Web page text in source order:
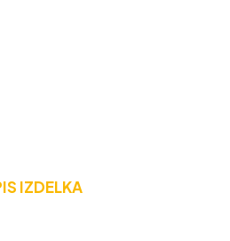
IZDELKA